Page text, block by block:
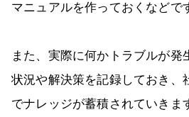
マニュアルを作っておくなどで
また、実際に何かトラブルが発
状況や解決策を記録しておき、
でナレッジが蓄積されていきま